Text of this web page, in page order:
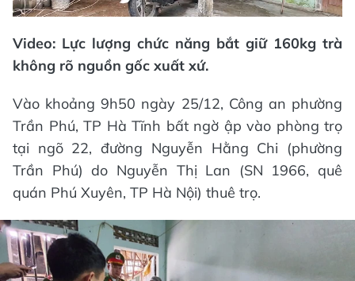
Video: Lực lượng chức năng bắt giữ 160kg trà
không rõ nguồn gốc xuất xứ.
Vào khoảng 9h50 ngày 25/12, Công an phường
Trần Phú, TP Hà Tĩnh bất ngờ ập vào phòng trọ
tại ngõ 22, đường Nguyễn Hằng Chi (phường
Trần Phú) do Nguyễn Thị Lan (SN 1966, quê
quán Phú Xuyên, TP Hà Nội) thuê trọ.